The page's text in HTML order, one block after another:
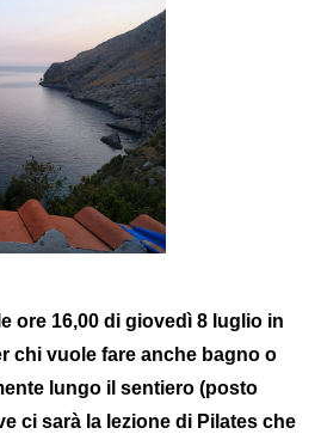
ore 16,00 di giovedì 8 luglio in
chi vuole fare anche bagno o
lungo il sentiero (posto
ci sarà la lezione di Pilates che